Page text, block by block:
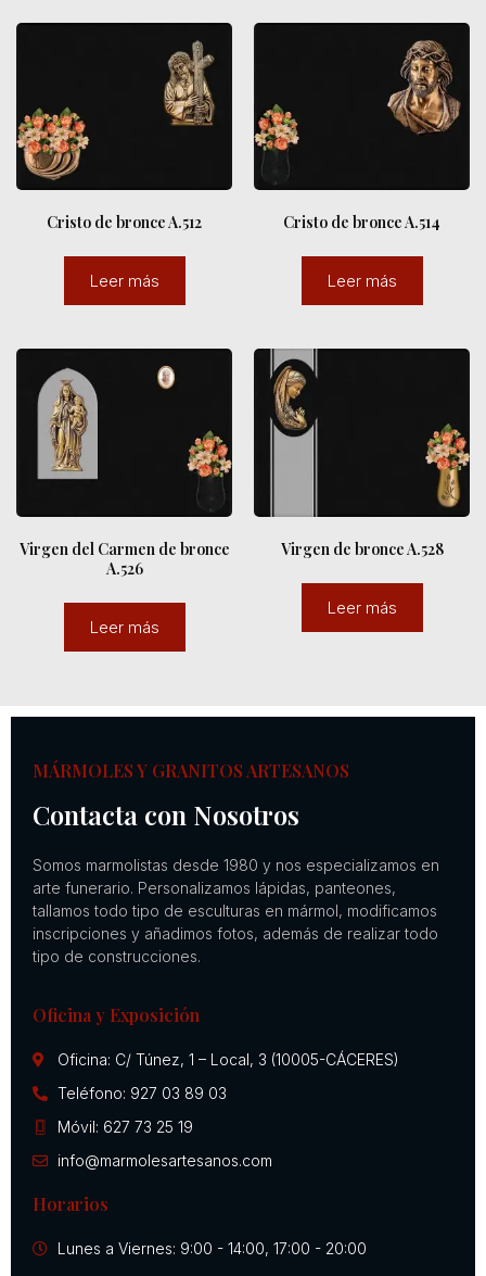
Cristo de bronce A.512
Leer más
Cristo de bronce A.514
Leer más
Virgen del Carmen de bronce
A.526
Leer más
Virgen de bronce A.528
Leer más
MÁRMOLES Y GRANITOS ARTESANOS
Contacta con Nosotros
Somos marmolistas desde 1980 y nos especializamos en
arte funerario. Personalizamos lápidas, panteones,
tallamos todo tipo de esculturas en mármol, modificamos
inscripciones y añadimos fotos, además de realizar todo
tipo de construcciones.
Oficina y Exposición
Oficina: C/ Túnez, 1 – Local, 3 (10005-CÁCERES)
Teléfono: 927 03 89 03
Móvil: 627 73 25 19
info@marmolesartesanos.com
Horarios
Lunes a Viernes: 9:00 - 14:00, 17:00 - 20:00